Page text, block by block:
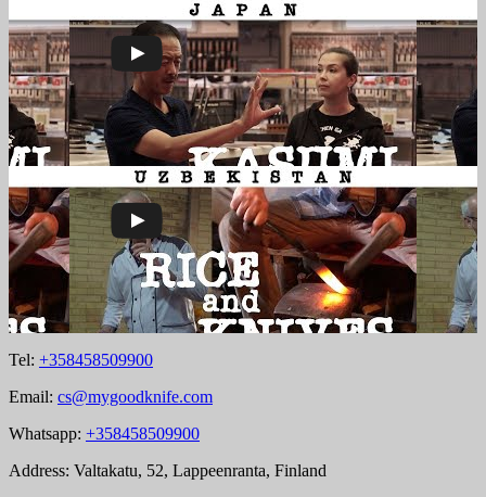
Tel: +358458509900
Email: cs@mygoodknife.com
Whatsapp: +358458509900
Address: Valtakatu, 52, Lappeenranta, Finland